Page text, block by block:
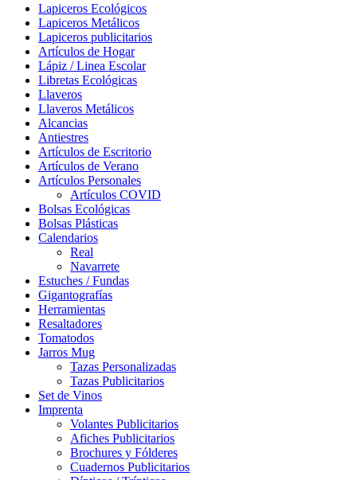
Lapiceros Ecológicos
Lapiceros Metálicos
Lapiceros publicitarios
Artículos de Hogar
Lápiz / Linea Escolar
Libretas Ecológicas
Llaveros
Llaveros Metálicos
Alcancias
Antiestres
Artículos de Escritorio
Artículos de Verano
Artículos Personales
Artículos COVID
Bolsas Ecológicas
Bolsas Plásticas
Calendarios
Real
Navarrete
Estuches / Fundas
Gigantografías
Herramientas
Resaltadores
Tomatodos
Jarros Mug
Tazas Personalizadas
Tazas Publicitarios
Set de Vinos
Imprenta
Volantes Publicitarios
Afiches Publicitarios
Brochures y Fólderes
Cuadernos Publicitarios